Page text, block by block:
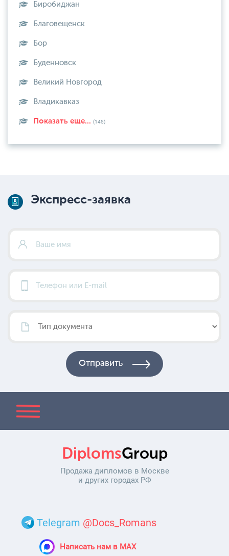
Биробиджан
Благовещенск
Бор
Буденновск
Великий Новгород
Владикавказ
Показать еще... (145)
Экспресс-заявка
DiplomsGroup
Продажа дипломов в Москве
и других городах РФ
Telegram @Docs_Romans
Написать нам в MAX